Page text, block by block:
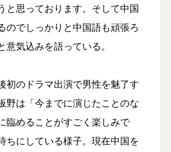
と思っております。そして中国
のでしっかりと中国語も頑張ろ
意気込みを語っている。
初のドラマ出演で男性を魅了す
野は「今までに演じたことのな
臨めることがすごく楽しみで
ちにしている様子。現在中国を